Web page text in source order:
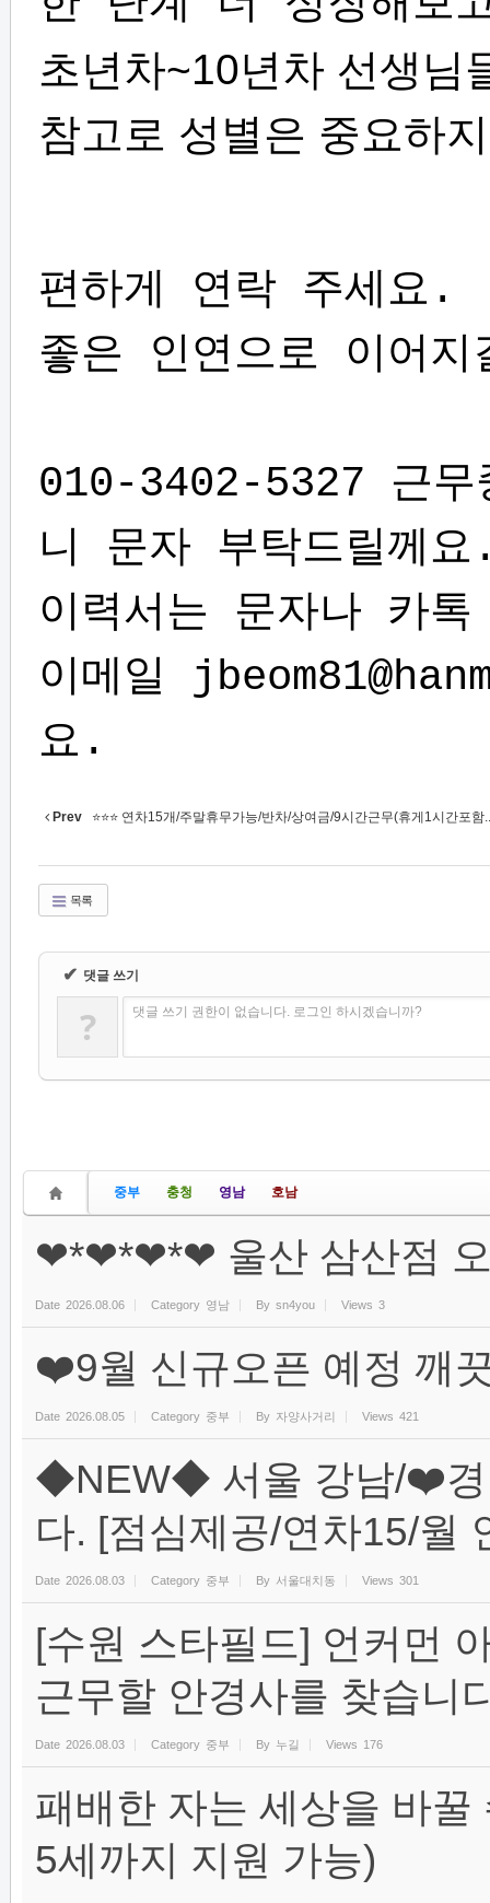
초년차~10년차 선생님
참고로 성별은 중요하
편하게 연락 주세요.
좋은 인연으로 이어
010-3402-5327 근무
니 문자 부탁드릴께
이력서는 문자나 카
이메일
요.
Prev ⭐⭐⭐ 연차15개/주말휴무가능/반차/상여금/9시간근무(휴게1시간포함
목록
✔ 댓글 쓰기
? 댓글 쓰기 권한이 없습니다. 로그인 하시겠습니까?
중부 충청 영남 호남
❤*❤*❤*❤ 울산 삼산점
Date 2026.08.06 Category 영남 By sn4you Views 3
❤️9월 신규오픈 예정 깨
Date 2026.08.05 Category 중부 By 자양사거리 Views 421
◆NEW◆ 서울 강남/❤️경
다. [점심제공/연차15/월
Date 2026.08.03 Category 중부 By 서울대치동 Views 301
[수원 스타필드] 언커먼
근무할 안경사를 찾습니
Date 2026.08.03 Category 중부 By 누길 Views 176
패배한 자는 세상을 바
5세까지 지원 가능)